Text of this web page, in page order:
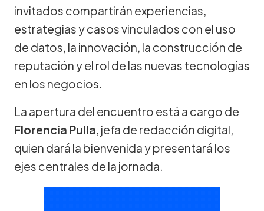
invitados compartirán experiencias,
estrategias y casos vinculados con el uso
de datos, la innovación, la construcción de
reputación y el rol de las nuevas tecnologías
en los negocios.
La apertura del encuentro está a cargo de
Florencia Pulla, jefa de redacción digital,
quien dará la bienvenida y presentará los
ejes centrales de la jornada.